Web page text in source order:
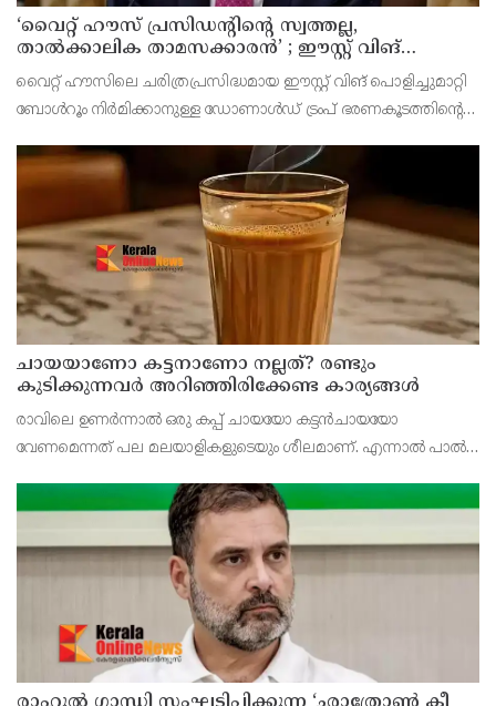
‘വൈറ്റ് ഹൗസ് പ്രസിഡന്റിന്റെ സ്വത്തല്ല,
താൽക്കാലിക താമസക്കാരൻ’ ; ഈസ്റ്റ് വിങ്
പൊളിച്ചുമാറ്റി ബോൾറൂം നിർമിക്കാനുള്ള ട്രംപിന്റെ
നീക്കങ്ങൾക്ക് കോടതിയുടെ സ്റ്റേ
വൈറ്റ് ഹൗസിലെ ചരിത്രപ്രസിദ്ധമായ ഈസ്റ്റ് വിങ് പൊളിച്ചുമാറ്റി
ബോൾറൂം നിർമിക്കാനുള്ള ഡോണാൾഡ് ട്രംപ് ഭരണകൂടത്തിന്റെ
നവീകരണ പ്രവർത്തനങ്ങൾക്ക് ഫെഡറ
ചായയാണോ കട്ടനാണോ നല്ലത്? രണ്ടും
കുടിക്കുന്നവർ അറിഞ്ഞിരിക്കേണ്ട കാര്യങ്ങൾ
രാവിലെ ഉണർന്നാൽ ഒരു കപ്പ് ചായയോ കട്ടൻചായയോ
വേണമെന്നത് പല മലയാളികളുടെയും ശീലമാണ്. എന്നാൽ പാൽ
ആരോഗ്യത്തിന് കൂടുതൽ നല്ലത് എന്ന ചോദ്യം പലർക്കുമുണ്ട്.